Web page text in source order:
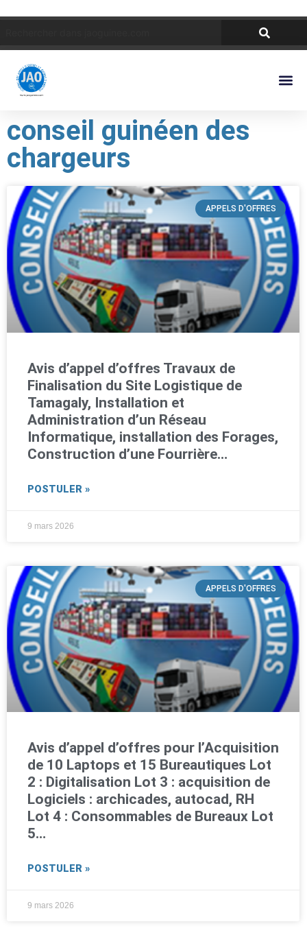
conseil guinéen des
chargeurs
APPELS D'OFFRES
Avis d’appel d’offres Travaux de
Finalisation du Site Logistique de
Tamagaly, Installation et
Administration d’un Réseau
Informatique, installation des Forages,
Construction d’une Fourrière…
POSTULER »
9 mars 2026
APPELS D'OFFRES
Avis d’appel d’offres pour l’Acquisition
de 10 Laptops et 15 Bureautiques Lot
2 : Digitalisation Lot 3 : acquisition de
Logiciels : archicades, autocad, RH
Lot 4 : Consommables de Bureaux Lot
5…
POSTULER »
9 mars 2026